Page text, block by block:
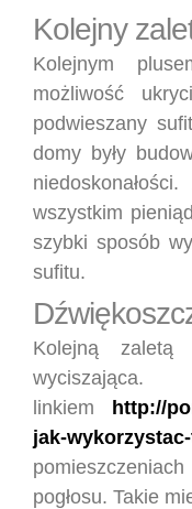
Kolejny
Kolejnym
możliwość
podwieszany
domy były
wszystkim
szybki sposób
sufitu.
Kolejną zaletą
linkiem
http://
jak-
pogłosu. Takie